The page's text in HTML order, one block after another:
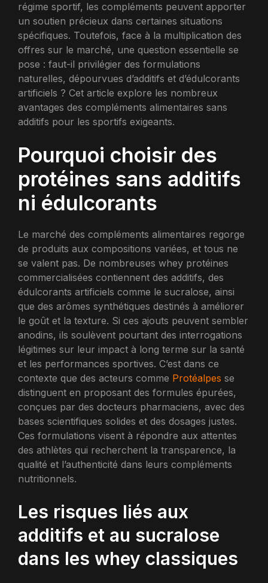
régime sportif, les compléments peuvent apporter
un soutien précieux dans certaines situations
spécifiques. Toutefois, face à la multiplication des
offres sur le marché, une question essentielle se
pose : faut-il privilégier des formulations
naturelles, dépourvues d’additifs et d’édulcorants
artificiels ? Cet article explore les nombreux
avantages des compléments alimentaires sans
additifs pour les sportifs exigeants.
Pourquoi choisir des
protéines sans additifs
ni édulcorants
Le marché des compléments alimentaires regorge
de produits aux compositions variées, et tous ne
se valent pas. De nombreuses whey protéines
commercialisées contiennent des additifs, des
édulcorants artificiels comme le sucralose, ainsi
que des arômes synthétiques destinés à améliorer
le goût et la texture. Si ces ajouts peuvent sembler
anodins, ils soulèvent pourtant des interrogations
légitimes sur leur impact à long terme sur la santé
et les performances sportives. C’est dans ce
contexte que des acteurs comme Protéalpes se
distinguent en proposant des formules épurées,
conçues par des docteurs pharmaciens, avec des
bases scientifiques solides et des dosages justes.
Ces formulations visent à répondre aux attentes
des athlètes qui recherchent la transparence, la
qualité et l’authenticité dans leurs compléments
nutritionnels.
Les risques liés aux
additifs et au sucralose
dans les whey classiques